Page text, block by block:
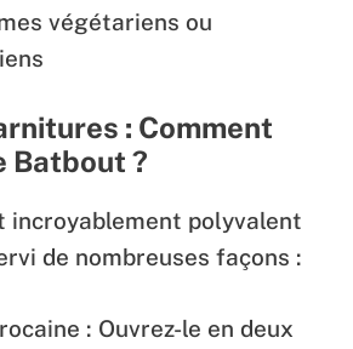
végétariens ou
: Comment
Batbout ?
incroyablement polyvalent
de nombreuses façons :
: Ouvrez-le en deux